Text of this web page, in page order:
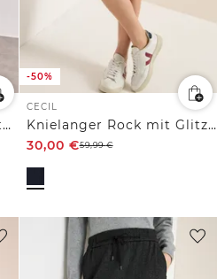
Midi-Rock mit Knopfleiste und Print
-50%
CECIL
Knielanger Rock mit Glitzerdetails
30,00 €59,99€